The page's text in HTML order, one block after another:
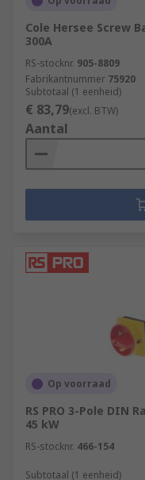
Cole Hersee Screw
300A
RS-stocknr. 905-8809
Fabrikantnummer 75920
Subtotaal (1 eenheid)
€ 83,79(excl. BTW)
Aantal
Op voorraad
RS PRO 3-Pole DIN
45 kW
RS-stocknr. 466-154
Subtotaal (1 eenheid)